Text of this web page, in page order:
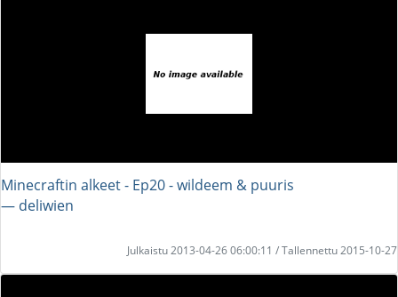
Minecraftin alkeet - Ep20 - wildeem & puuris
― deliwien
Julkaistu 2013-04-26 06:00:11 / Tallennettu 2015-10-27